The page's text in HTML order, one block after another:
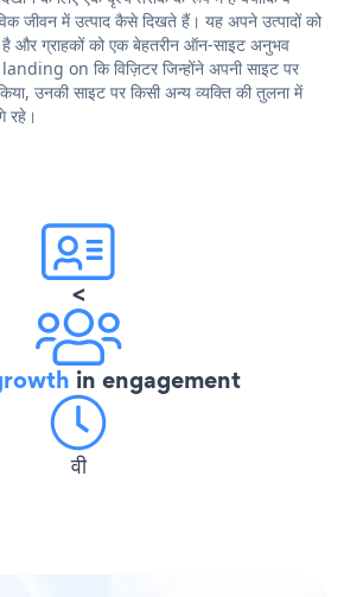
जीवन में उत्पाद कैसे दिखते हैं। यह अपने उत्पादों को
है और ग्राहकों को एक बेहतरीन ऑन-साइट अनुभव
on कि विज़िटर जिन्होंने अपनी साइट पर
उनकी साइट पर किसी अन्य व्यक्ति की तुलना में
रहे।
<
in engagement
वी